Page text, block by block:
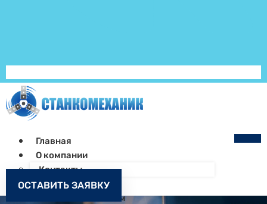
Главная
О компании
Контакты
Как заказать
Запчасти к станкам
ОСТАВИТЬ ЗАЯВКУ